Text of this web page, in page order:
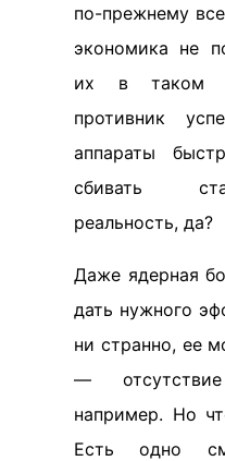
по-прежнему
экономика не
их в таком
противник
аппараты
сбивать
реальность, да?
Даже ядерная
дать нужного
ни странно, ее
—
например. Но
Есть одно